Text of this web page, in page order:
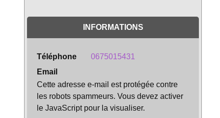
INFORMATIONS
Téléphone
0675015431
Email
Cette adresse e-mail est protégée contre
les robots spammeurs. Vous devez activer
le JavaScript pour la visualiser.